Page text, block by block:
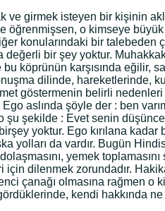
girmek isteyen bir kişinin
o kimseye
konularındaki bir talebeden
bir şey yoktur.
karşısında eğilir,
dilinde, hareketlerinde,
göstermenin belirli
Ego aslında şöyle der : ben
şekilde : Evet senin
yoktur. Ego kırılana
da vardır. Bugün
yemek
dilenmek zorundadır.
çanağı olmasına rağmen
kendi hakkında